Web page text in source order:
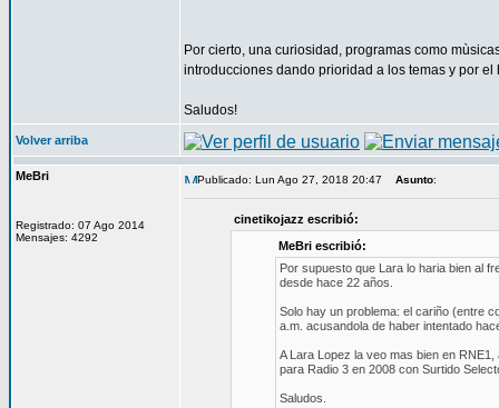
Por cierto, una curiosidad, programas como
introducciones dando prioridad a los temas y por
Saludos!
Volver arriba
MeBri
Registrado: 07 Ago 2014
Mensajes: 4292
Publicado: Lun Ago 27, 2018 20:47 Asunto:
cinetikojazz escribió:
MeBri escribió:
Por supuesto que Lara lo haria bien al
desde hace 22 años.
Solo hay un problema: el cariño (entre
a.m. acusandola de haber intentado
A Lara Lopez la veo mas bien en
para Radio 3 en 2008 con Surtido
Saludos.